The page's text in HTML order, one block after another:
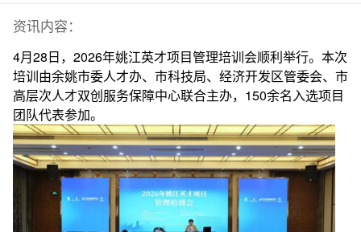
资讯内容：
4月28日，2026年姚江英才项目管理培训会顺利举行。本次
培训由余姚市委人才办、市科技局、经济开发区管委会、市
高层次人才双创服务保障中心联合主办，150余名入选项目
团队代表参加。